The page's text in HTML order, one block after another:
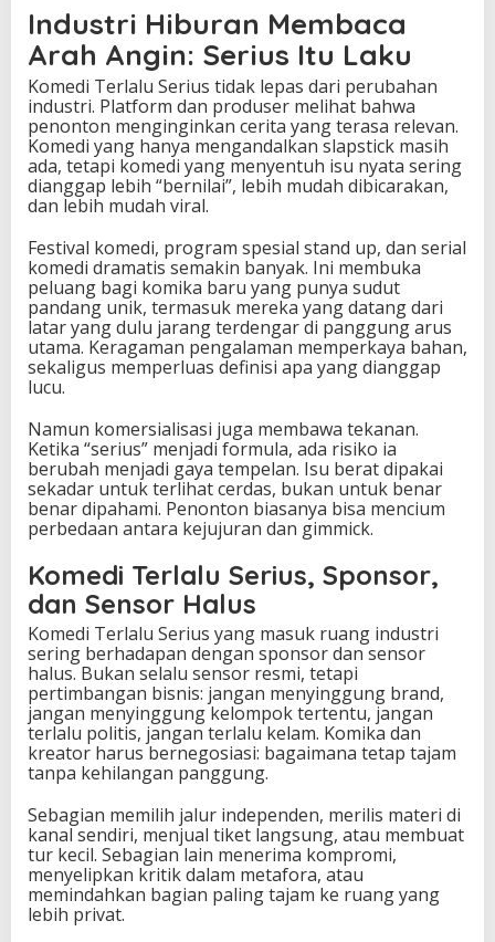
Industri Hiburan Membaca
Arah Angin: Serius Itu Laku
Komedi Terlalu Serius tidak lepas dari perubahan
industri. Platform dan produser melihat bahwa
penonton menginginkan cerita yang terasa relevan.
Komedi yang hanya mengandalkan slapstick masih
ada, tetapi komedi yang menyentuh isu nyata sering
dianggap lebih “bernilai”, lebih mudah dibicarakan,
dan lebih mudah viral.
Festival komedi, program spesial stand up, dan serial
komedi dramatis semakin banyak. Ini membuka
peluang bagi komika baru yang punya sudut
pandang unik, termasuk mereka yang datang dari
latar yang dulu jarang terdengar di panggung arus
utama. Keragaman pengalaman memperkaya bahan,
sekaligus memperluas definisi apa yang dianggap
lucu.
Namun komersialisasi juga membawa tekanan.
Ketika “serius” menjadi formula, ada risiko ia
berubah menjadi gaya tempelan. Isu berat dipakai
sekadar untuk terlihat cerdas, bukan untuk benar
benar dipahami. Penonton biasanya bisa mencium
perbedaan antara kejujuran dan gimmick.
Komedi Terlalu Serius, Sponsor,
dan Sensor Halus
Komedi Terlalu Serius yang masuk ruang industri
sering berhadapan dengan sponsor dan sensor
halus. Bukan selalu sensor resmi, tetapi
pertimbangan bisnis: jangan menyinggung brand,
jangan menyinggung kelompok tertentu, jangan
terlalu politis, jangan terlalu kelam. Komika dan
kreator harus bernegosiasi: bagaimana tetap tajam
tanpa kehilangan panggung.
Sebagian memilih jalur independen, merilis materi di
kanal sendiri, menjual tiket langsung, atau membuat
tur kecil. Sebagian lain menerima kompromi,
menyelipkan kritik dalam metafora, atau
memindahkan bagian paling tajam ke ruang yang
lebih privat.